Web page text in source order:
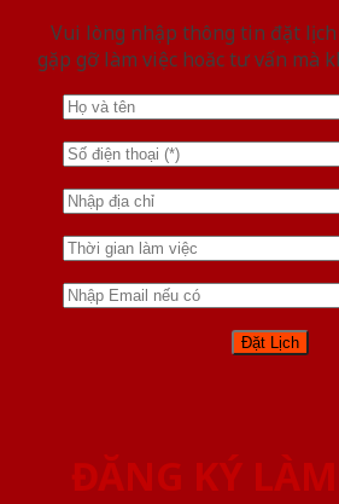
Vui lòng nhập thông tin đặt
gặp gỡ làm việc hoăc tư vấn mà
ĐĂNG KÝ